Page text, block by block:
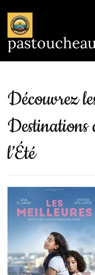
contenu
Découvrez
l’Été